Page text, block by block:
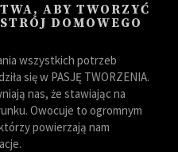
ABY TWORZYĆ
DOMOWEGO
wszystkich potrzeb
się w PASJĘ TWORZENIA.
nas, że stawiając na
Owocuje to ogromnym
powierzają nam